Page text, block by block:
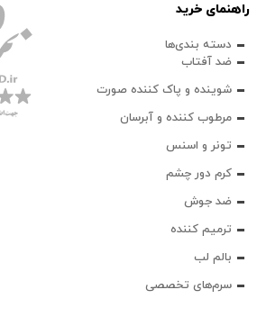
راهنمای خرید
دسته بندی‌ها
ضد آفتاب
شوینده و پاک‌ کننده صورت
مرطوب کننده و آبرسان
تونر و اسنس
کرم دور چشم
ضد جوش
ترمیم کننده
بالم لب
سرم‌های تخصصی